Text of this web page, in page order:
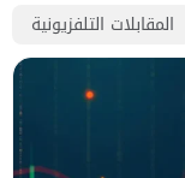
المقابلات التلفزيونية